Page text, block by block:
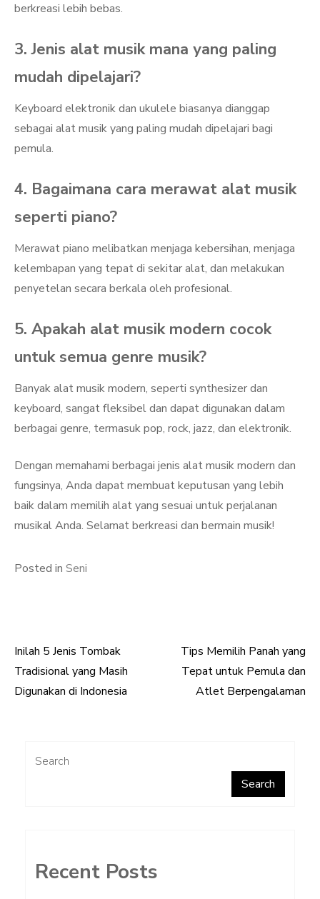
berkreasi lebih bebas.
3. Jenis alat musik mana yang paling
mudah dipelajari?
Keyboard elektronik dan ukulele biasanya dianggap
sebagai alat musik yang paling mudah dipelajari bagi
pemula.
4. Bagaimana cara merawat alat musik
seperti piano?
Merawat piano melibatkan menjaga kebersihan, menjaga
kelembapan yang tepat di sekitar alat, dan melakukan
penyetelan secara berkala oleh profesional.
5. Apakah alat musik modern cocok
untuk semua genre musik?
Banyak alat musik modern, seperti synthesizer dan
keyboard, sangat fleksibel dan dapat digunakan dalam
berbagai genre, termasuk pop, rock, jazz, dan elektronik.
Dengan memahami berbagai jenis alat musik modern dan
fungsinya, Anda dapat membuat keputusan yang lebih
baik dalam memilih alat yang sesuai untuk perjalanan
musikal Anda. Selamat berkreasi dan bermain musik!
Posted in Seni
Post
navigation
Inilah 5 Jenis Tombak
Tradisional yang Masih
Digunakan di Indonesia
Tips Memilih Panah yang
Tepat untuk Pemula dan
Atlet Berpengalaman
Search
Search
Recent Posts